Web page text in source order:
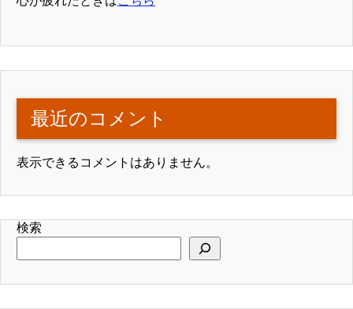
最近のコメント
表示できるコメントはありません。
検索